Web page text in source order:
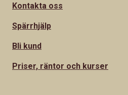
Kontakta oss
Spärrhjälp
Bli kund
Priser, räntor och kurser